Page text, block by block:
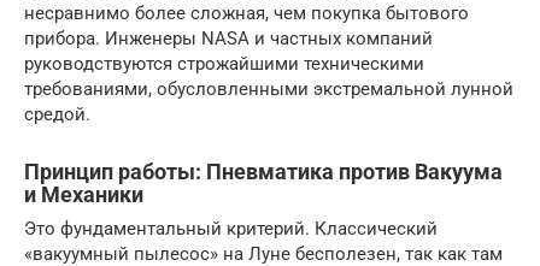
несравнимо более сложная, чем покупка бытового
прибора. Инженеры NASA и частных компаний
руководствуются строжайшими техническими
требованиями, обусловленными экстремальной лунной
средой.
Принцип работы: Пневматика против Вакуума
и Механики
Это фундаментальный критерий. Классический
«вакуумный пылесос» на Луне бесполезен, так как там